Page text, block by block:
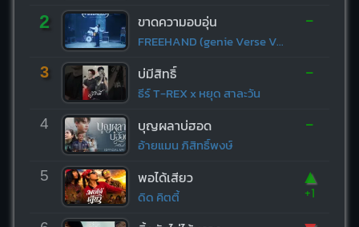
2 ขาดความอบอุ่น
FREEHAND (genie Verse Vol.1)
-
3 บ่มีสิทธิ์
ธีร์ T-REX x หยุด สาละวัน
-
4 บุญผลาบ่ฮอด
อ้ายแมน ภิสิทธิ์พงษ์
-
5 พอได้เสียว
ดิด คิตตี้
▲
+1